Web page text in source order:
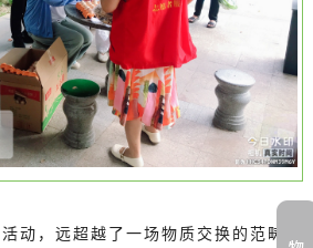
动，远超越了一场物质交换的范畴，